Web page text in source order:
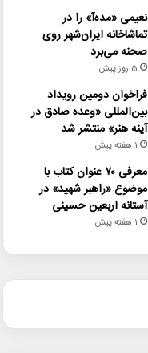
نعیمی «مده‌آ» را در
تماشاخانه ایران‌شهر روی
صحنه می‌برد
5 روز پیش
فراخوان دومین رویداد
بین‌المللی «وعده صادق در
آینه هنر» منتشر شد
1 هفته پیش
معرفی ۷۰ عنوان کتاب با
موضوع «راهبر شهید» در
آستانه اربعین حسینی
1 هفته پیش